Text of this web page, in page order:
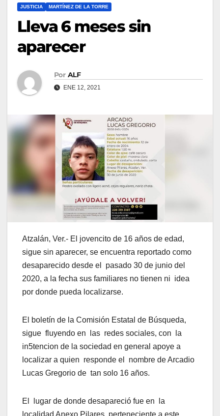
JUSTICIA MARTÍNEZ DE LA TORRE
Lleva 6 meses sin
aparecer
Por ALF
ENE 12, 2021
Atzalán, Ver.- El jovencito de 16 años de edad,
sigue sin aparecer, se encuentra reportado como
desaparecido desde el pasado 30 de junio del
2020, a la fecha sus familiares no tienen ni idea
por donde pueda localizarse.
El boletín de la Comisión Estatal de Búsqueda,
sigue fluyendo en las redes sociales, con la
in5tencion de la sociedad en general apoye a
localizar a quien responde el nombre de Arcadio
Lucas Gregorio de tan solo 16 años.
El lugar de donde desapareció fue en la